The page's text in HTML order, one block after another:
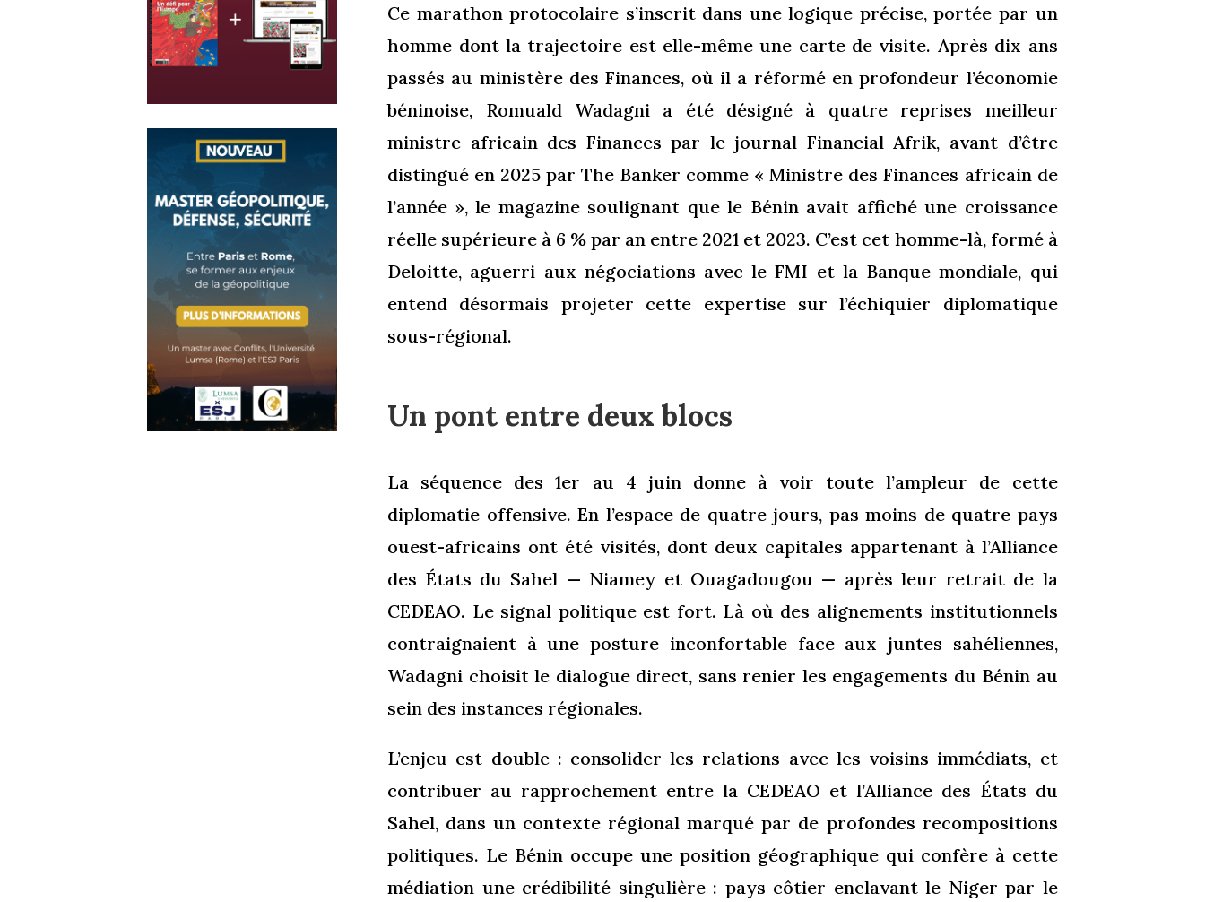
Ce marathon protocolaire s’inscrit dans une logique précise, portée par un
homme dont la trajectoire est elle-même une carte de visite. Après dix ans
passés au ministère des Finances, où il a réformé en profondeur l’économie
béninoise, Romuald Wadagni a été désigné à quatre reprises meilleur
ministre africain des Finances par le journal Financial Afrik, avant d’être
distingué en 2025 par The Banker comme « Ministre des Finances africain de
l’année », le magazine soulignant que le Bénin avait affiché une croissance
réelle supérieure à 6 % par an entre 2021 et 2023. C’est cet homme-là, formé à
Deloitte, aguerri aux négociations avec le FMI et la Banque mondiale, qui
entend désormais projeter cette expertise sur l’échiquier diplomatique
sous-régional.
Un pont entre deux blocs
La séquence des 1er au 4 juin donne à voir toute l’ampleur de cette
diplomatie offensive. En l’espace de quatre jours, pas moins de quatre pays
ouest-africains ont été visités, dont deux capitales appartenant à l’Alliance
des États du Sahel — Niamey et Ouagadougou — après leur retrait de la
CEDEAO. Le signal politique est fort. Là où des alignements institutionnels
contraignaient à une posture inconfortable face aux juntes sahéliennes,
Wadagni choisit le dialogue direct, sans renier les engagements du Bénin au
sein des instances régionales.
L’enjeu est double : consolider les relations avec les voisins immédiats, et
contribuer au rapprochement entre la CEDEAO et l’Alliance des États du
Sahel, dans un contexte régional marqué par de profondes recompositions
politiques. Le Bénin occupe une position géographique qui confère à cette
médiation une crédibilité singulière : pays côtier enclavant le Niger par le